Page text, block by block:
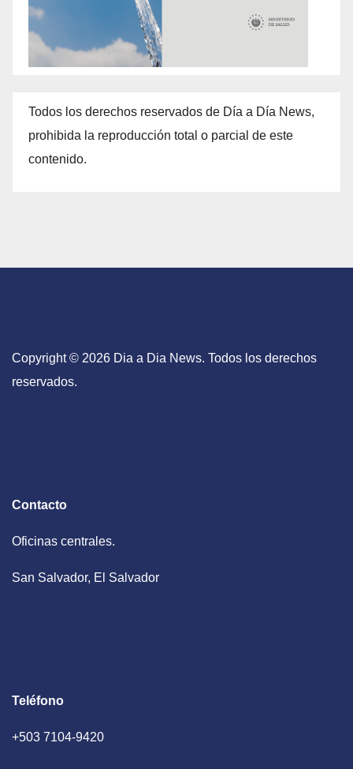
Todos los derechos reservados de Día a Día News,
prohibida la reproducción total o parcial de este
contenido.
Copyright © 2026 Dia a Dia News. Todos los derechos
reservados.
Contacto
Oficinas centrales.
San Salvador, El Salvador
Teléfono
+503 7104-9420